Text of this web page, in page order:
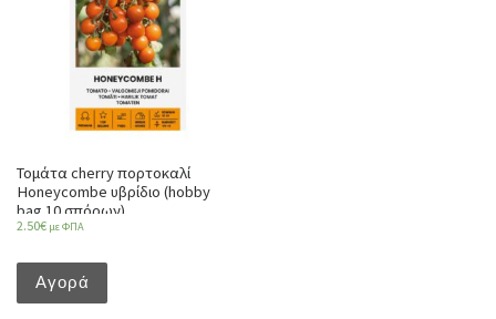
Τομάτα cherry πορτοκαλί
Honeycombe υβρίδιο (hobby
bag 10 σπόρων)
2.50€ με ΦΠΑ
Αγορά